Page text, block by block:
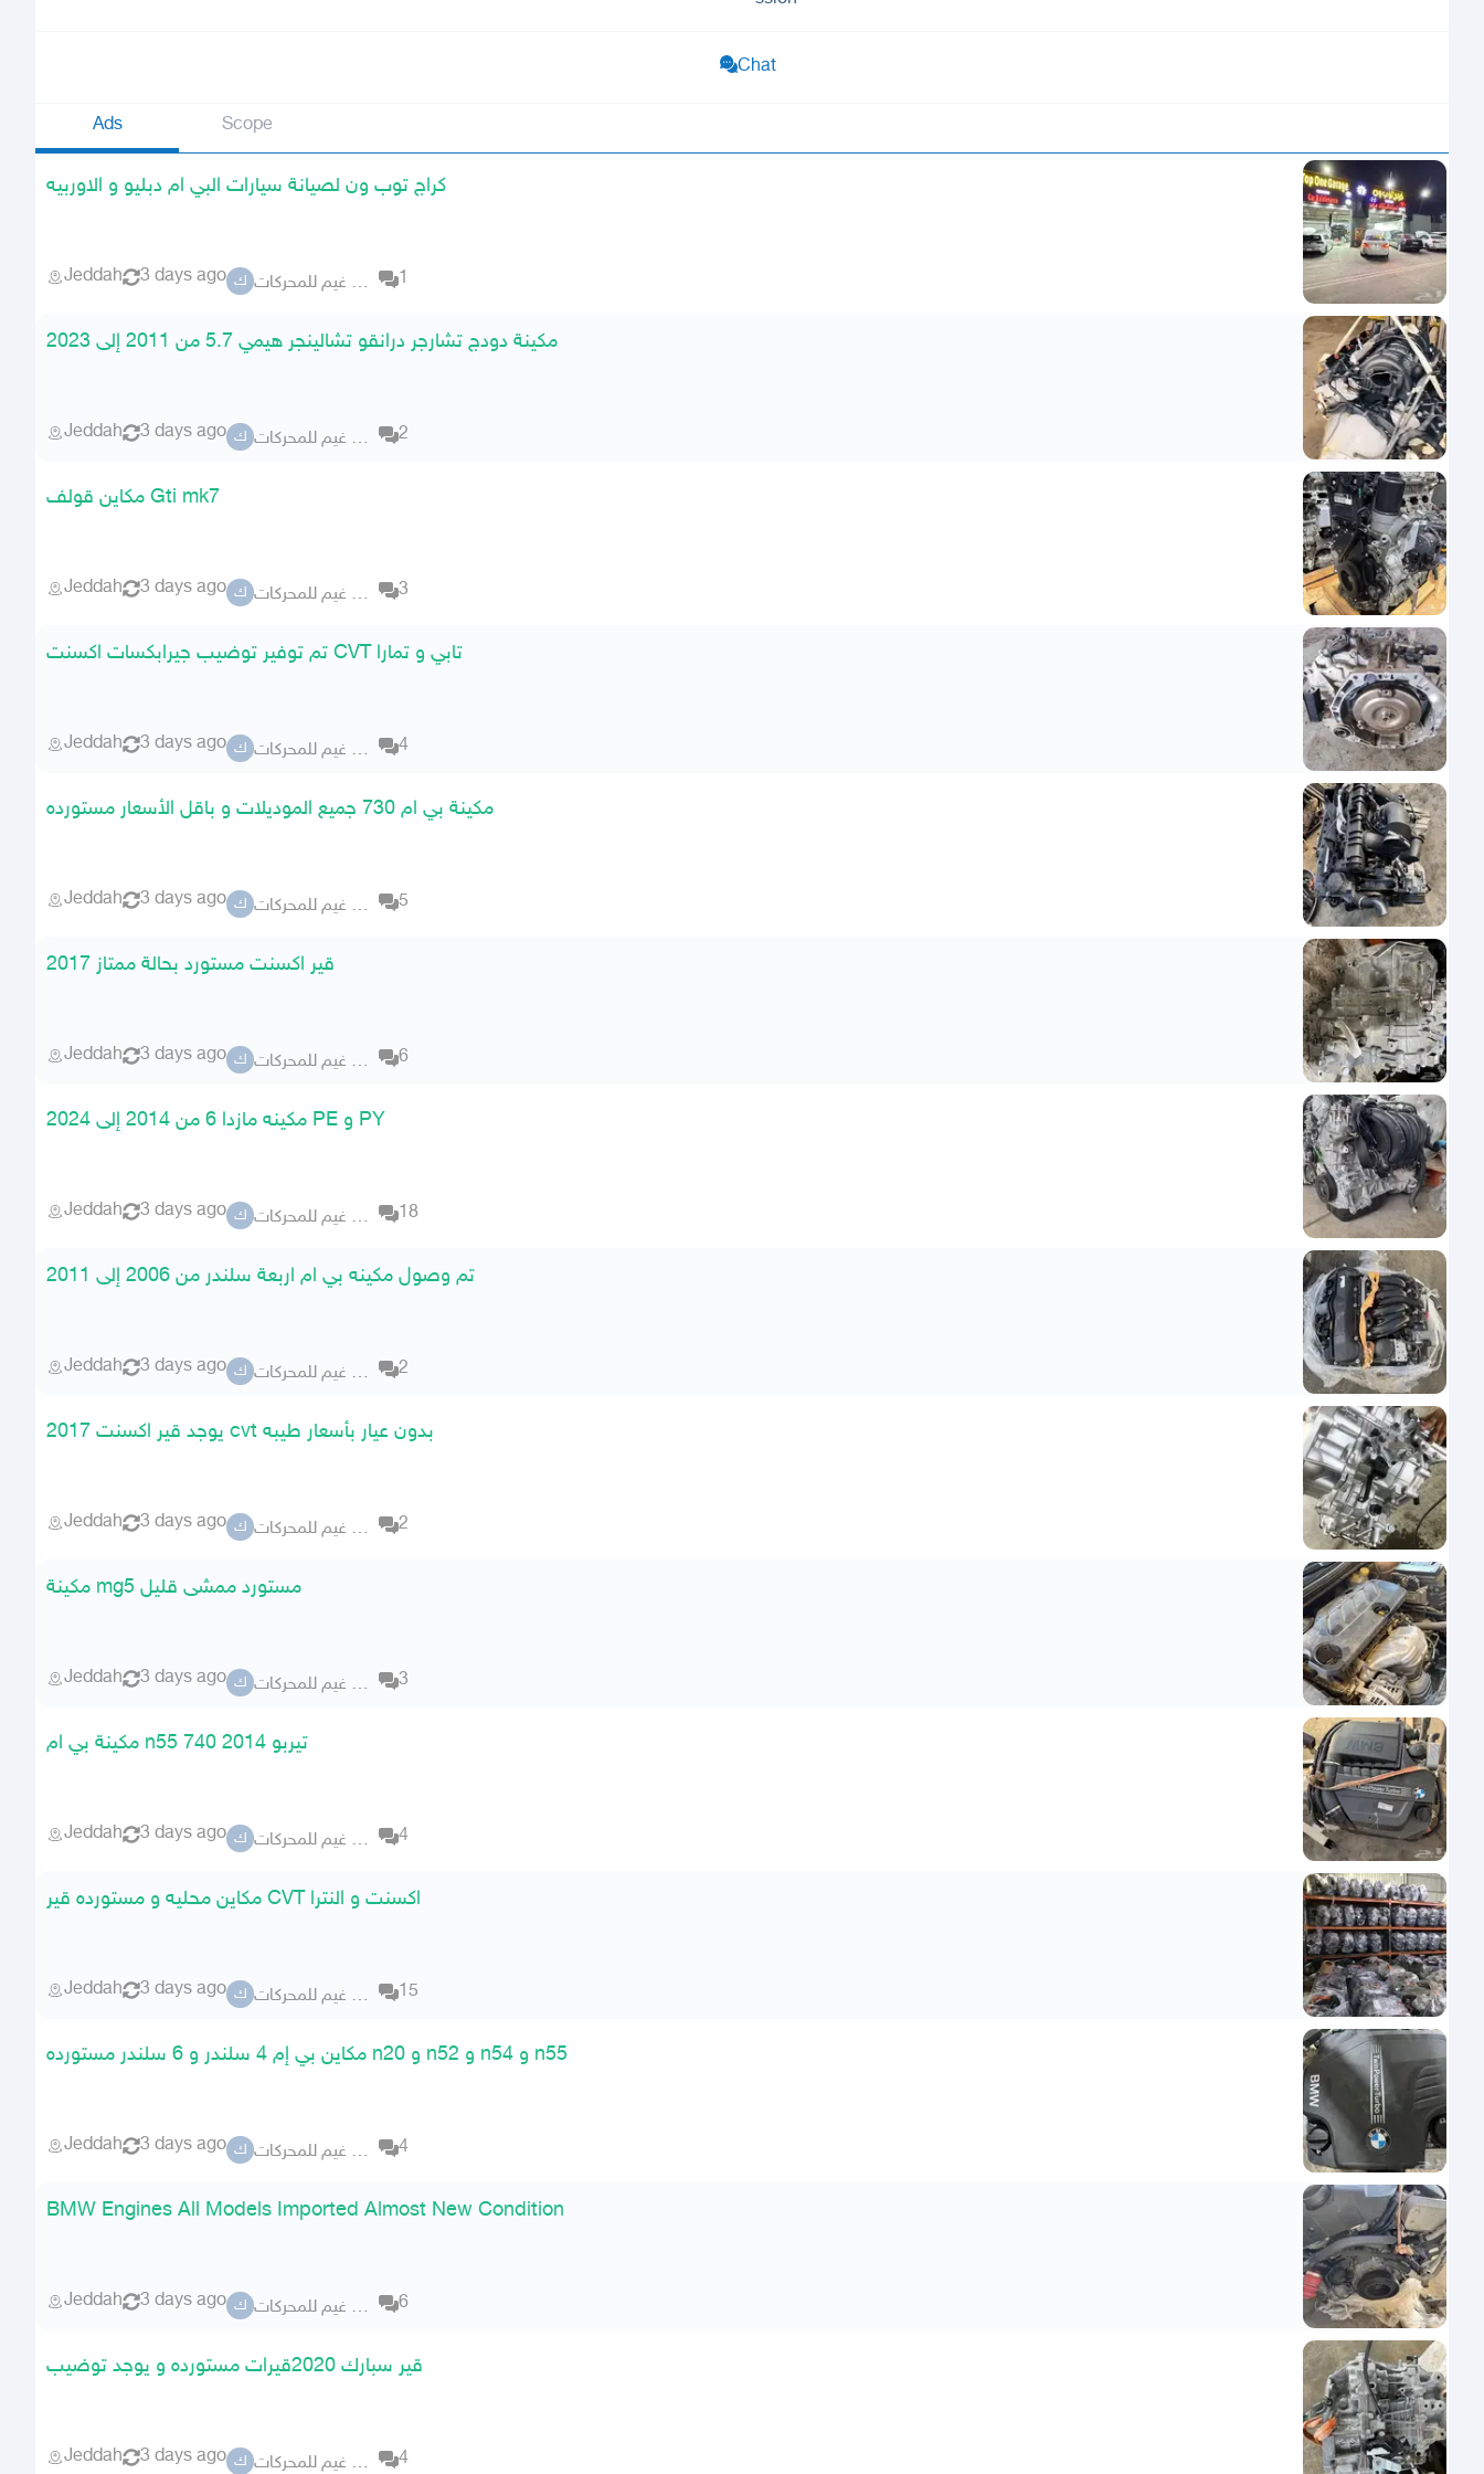
Chat
Ads Scope
كراج توب ون لصيانة سيارات البي ام دبليو و الاوربيه
Jeddah 3 days ago ك كراج ابو غيم للمحركات 1
مكينة دودج تشارجر درانقو تشالينجر هيمي 5.7 من 2011 إلى 2023
Jeddah 3 days ago ك كراج ابو غيم للمحركات 2
مكاين قولف Gti mk7
Jeddah 3 days ago ك كراج ابو غيم للمحركات 3
تم توفير توضيب جيرابكسات اكسنت CVT تابي و تمارا
Jeddah 3 days ago ك كراج ابو غيم للمحركات 4
مكينة بي ام 730 جميع الموديلات و باقل الأسعار مستورده
Jeddah 3 days ago ك كراج ابو غيم للمحركات 5
قير اكسنت مستورد بحالة ممتاز 2017
Jeddah 3 days ago ك كراج ابو غيم للمحركات 6
مكينه مازدا 6 من 2014 إلى 2024 PE و PY
Jeddah 3 days ago ك كراج ابو غيم للمحركات 18
تم وصول مكينه بي ام اربعة سلندر من 2006 إلى 2011
Jeddah 3 days ago ك كراج ابو غيم للمحركات 2
يوجد قير اكسنت 2017 cvt بدون عيار بأسعار طيبه
Jeddah 3 days ago ك كراج ابو غيم للمحركات 2
مكينة mg5 مستورد ممشى قليل
Jeddah 3 days ago ك كراج ابو غيم للمحركات 3
مكينة بي ام n55 740 2014 تيربو
Jeddah 3 days ago ك كراج ابو غيم للمحركات 4
مكاين محليه و مستورده قير CVT اكسنت و النترا
Jeddah 3 days ago ك كراج ابو غيم للمحركات 15
مكاين بي إم 4 سلندر و 6 سلندر مستورده n20 و n52 و n54 و n55
Jeddah 3 days ago ك كراج ابو غيم للمحركات 4
BMW Engines All Models Imported Almost New Condition
Jeddah 3 days ago ك كراج ابو غيم للمحركات 6
قير سبارك 2020قيرات مستورده و يوجد توضيب
Jeddah 3 days ago ك كراج ابو غيم للمحركات 4